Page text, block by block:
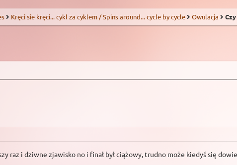
Kręci sie kręci... cykl za cyklem / Spins around... cycle by cycle Owulacja
raz i dziwne zjawisko no i finał był ciążowy, trudno może kiedyś się